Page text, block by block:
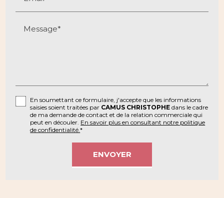
Message*
En soumettant ce formulaire, j'accepte que les informations
saisies soient traitées par CAMUS CHRISTOPHE dans le cadre
de ma demande de contact et de la relation commerciale qui
peut en découler. En savoir plus en consultant notre politique
de confidentialité.*